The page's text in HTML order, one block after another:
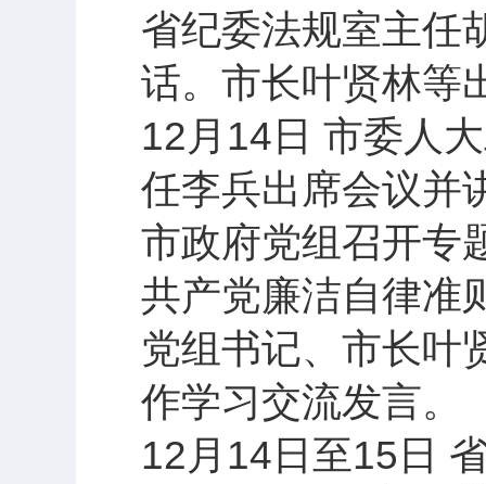
省纪委法规室主任
话。市长叶贤林等
12月14日 市委人
任李兵出席会议并
市政府党组召开专
共产党廉洁自律准
党组书记、市长叶
作学习交流发言。
12月14日至15日